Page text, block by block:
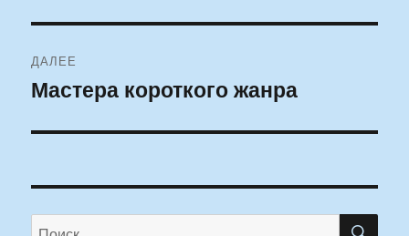
ДАЛЕЕ
Следующая
Мастера короткого жанра
Искать: